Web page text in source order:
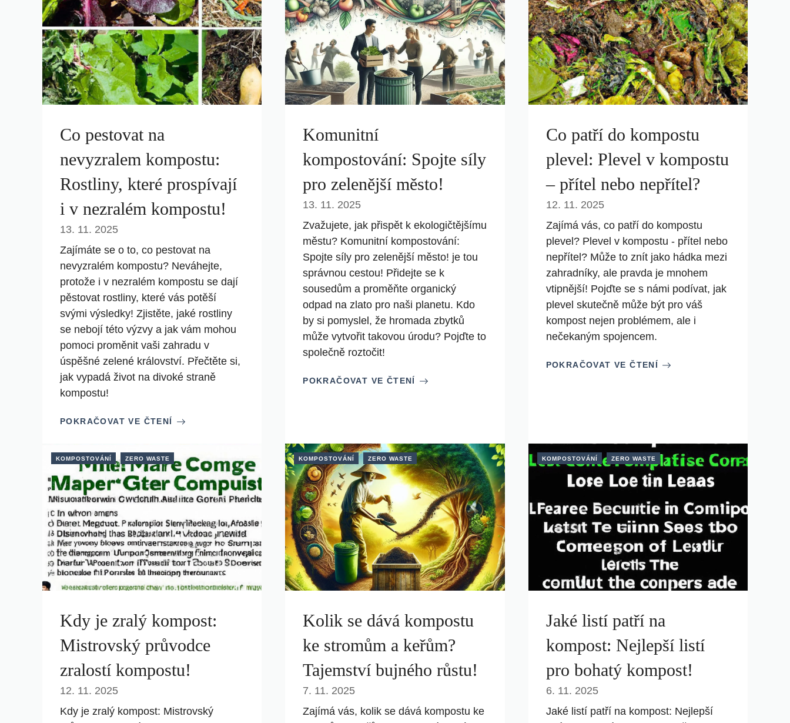
Co pestovat na
nevyzralem kompostu:
Rostliny, které prospívají
i v nezralém kompostu!
13. 11. 2025
Zajímáte se o to, co pestovat na
nevyzralém kompostu? Neváhejte,
protože i v nezralém kompostu se dají
pěstovat rostliny, které vás potěší
svými výsledky! Zjistěte, jaké rostliny
se nebojí této výzvy a jak vám mohou
pomoci proměnit vaši zahradu v
úspěšné zelené království. Přečtěte si,
jak vypadá život na divoké straně
kompostu!
POKRAČOVAT VE ČTENÍ
Komunitní
kompostování: Spojte síly
pro zelenější město!
13. 11. 2025
Zvažujete, jak přispět k ekologičtějšímu
městu? Komunitní kompostování:
Spojte síly pro zelenější město! je tou
správnou cestou! Přidejte se k
sousedům a proměňte organický
odpad na zlato pro naši planetu. Kdo
by si pomyslel, že hromada zbytků
může vytvořit takovou úrodu? Pojďte to
společně roztočit!
POKRAČOVAT VE ČTENÍ
Co patří do kompostu
plevel: Plevel v kompostu
– přítel nebo nepřítel?
12. 11. 2025
Zajímá vás, co patří do kompostu
plevel? Plevel v kompostu - přítel nebo
nepřítel? Může to znít jako hádka mezi
zahradníky, ale pravda je mnohem
vtipnější! Pojďte se s námi podívat, jak
plevel skutečně může být pro váš
kompost nejen problémem, ale i
nečekaným spojencem.
POKRAČOVAT VE ČTENÍ
KOMPOSTOVÁNÍ ZERO WASTE
Kdy je zralý kompost:
Mistrovský průvodce
zralostí kompostu!
12. 11. 2025
Kdy je zralý kompost: Mistrovský
KOMPOSTOVÁNÍ ZERO WASTE
Kolik se dává kompostu
ke stromům a keřům?
Tajemství bujného růstu!
7. 11. 2025
Zajímá vás, kolik se dává kompostu ke
KOMPOSTOVÁNÍ ZERO WASTE
Jaké listí patří na
kompost: Nejlepší listí
pro bohatý kompost!
6. 11. 2025
Jaké listí patří na kompost: Nejlepší